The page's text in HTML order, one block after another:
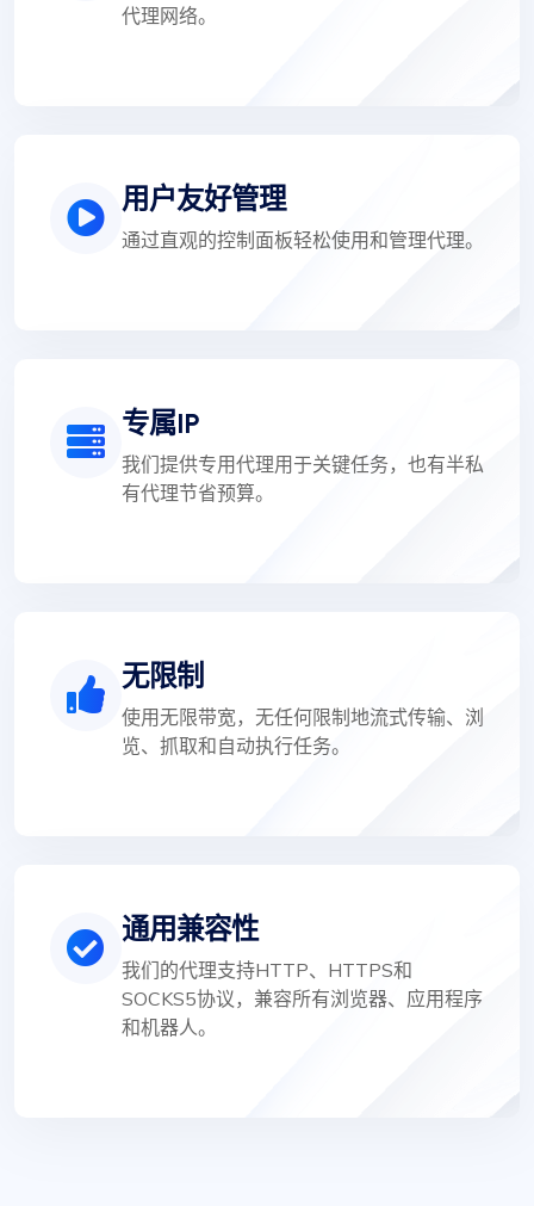
代理网络。
用户友好管理
通过直观的控制面板轻松使用和管理代理。
专属IP
我们提供专用代理用于关键任务，也有半私
有代理节省预算。
无限制
使用无限带宽，无任何限制地流式传输、浏
览、抓取和自动执行任务。
通用兼容性
我们的代理支持HTTP、HTTPS和
SOCKS5协议，兼容所有浏览器、应用程序
和机器人。